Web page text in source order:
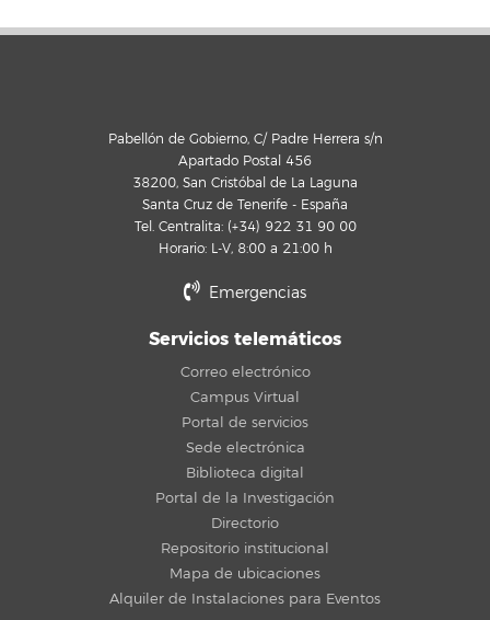
Pabellón de Gobierno, C/ Padre Herrera s/n
Apartado Postal 456
38200, San Cristóbal de La Laguna
Santa Cruz de Tenerife - España
Tel. Centralita: (+34) 922 31 90 00
Horario: L-V, 8:00 a 21:00 h
Emergencias
Servicios telemáticos
Correo electrónico
Campus Virtual
Portal de servicios
Sede electrónica
Biblioteca digital
Portal de la Investigación
Directorio
Repositorio institucional
Mapa de ubicaciones
Alquiler de Instalaciones para Eventos